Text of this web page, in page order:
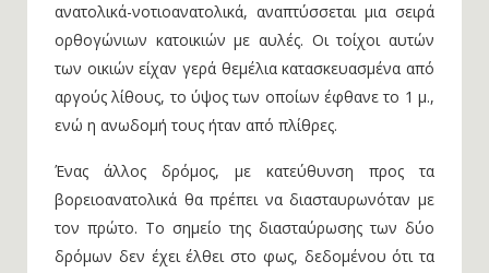
ανατολικά-νοτιοανατολικά, αναπτύσσεται μια σειρά
ορθογώνιων κατοικιών με αυλές. Οι τοίχοι αυτών
των οικιών είχαν γερά θεμέλια κατασκευασμένα από
αργούς λίθους, το ύψος των οποίων έφθανε το 1 μ.,
ενώ η ανωδομή τους ήταν από πλίθρες.
Ένας άλλος δρόμος, με κατεύθυνση προς τα
βορειοανατολικά θα πρέπει να διασταυρωνόταν με
τον πρώτο. Το σημείο της διασταύρωσης των δύο
δρόμων δεν έχει έλθει στο φως, δεδομένου ότι τα